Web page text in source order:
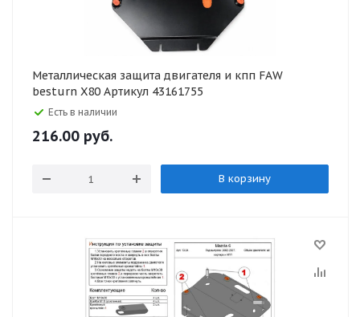
Металлическая защита двигателя и кпп FAW
besturn X80 Артикул 43161755
Есть в наличии
216.00 руб.
В корзину